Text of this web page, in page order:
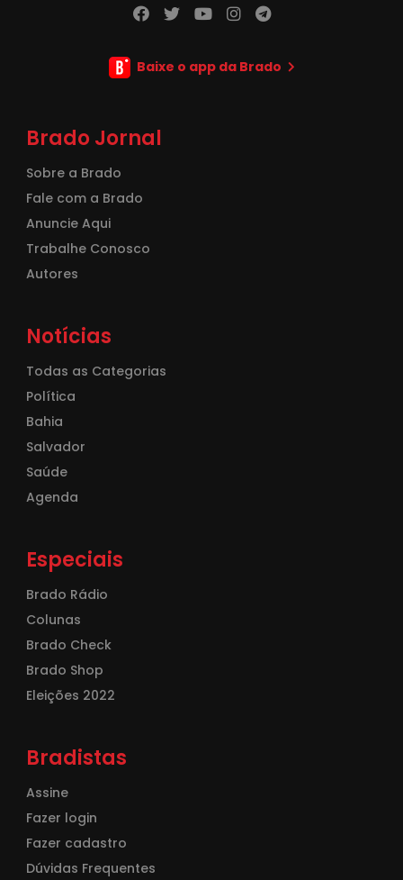
Baixe o app da Brado
Brado Jornal
Sobre a Brado
Fale com a Brado
Anuncie Aqui
Trabalhe Conosco
Autores
Notícias
Todas as Categorias
Política
Bahia
Salvador
Saúde
Agenda
Especiais
Brado Rádio
Colunas
Brado Check
Brado Shop
Eleições 2022
Bradistas
Assine
Fazer login
Fazer cadastro
Dúvidas Frequentes